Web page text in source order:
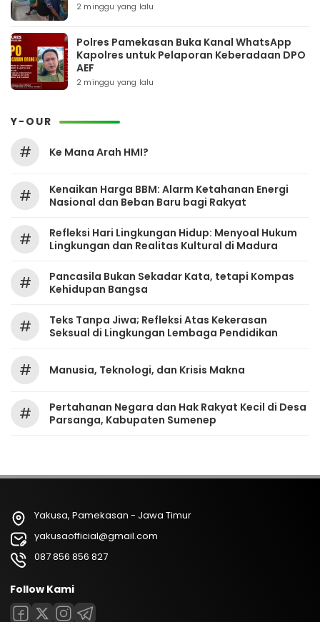
2 minggu yang lalu
Polres Pamekasan Buka Kanal WhatsApp
Kapolres untuk Pelaporan Keberadaan DPO
AEF
2 minggu yang lalu
Y-OUR
# Ke Mana Arah HMI?
#
Kenaikan Harga BBM: Alarm Ketahanan Energi
Nasional dan Beban Baru bagi Rakyat
#
Refleksi Hari Lingkungan Hidup: Menyoal Hukum
Lingkungan dan Realitas Kultural di Madura
#
Pancasila Bukan Sekadar Kata, tetapi Kompas
Kehidupan Bangsa
#
Teks Tanpa Jiwa; Refleksi Atas Kekerasan
Seksual di Lingkungan Lembaga Pendidikan
# Manusia, Teknologi, dan Krisis Makna
#
Pertahanan Negara dan Hak Rakyat Kecil di Desa
Parsanga, Kabupaten Sumenep
Yakusa, Pamekasan - Jawa Timur
yakusaofficial@gmail.com
087 856 856 827
Follow Kami